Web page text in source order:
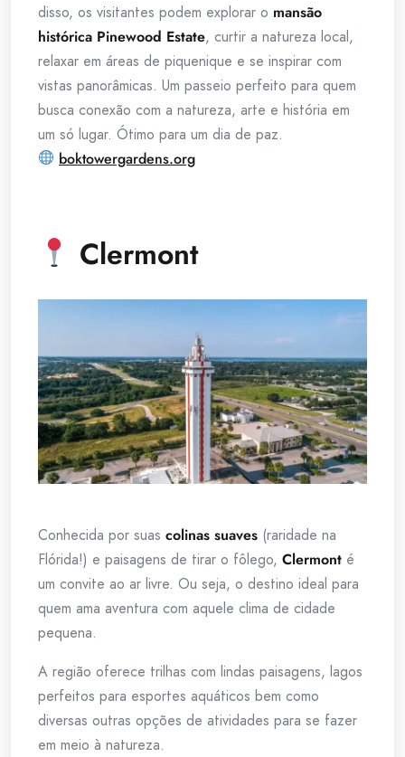
disso, os visitantes podem explorar o mansão
histórica Pinewood Estate, curtir a natureza local,
relaxar em áreas de piquenique e se inspirar com
vistas panorâmicas. Um passeio perfeito para quem
busca conexão com a natureza, arte e história em
um só lugar. Ótimo para um dia de paz.
boktowergardens.org
Clermont
Conhecida por suas colinas suaves (raridade na
Flórida!) e paisagens de tirar o fôlego, Clermont é
um convite ao ar livre. Ou seja, o destino ideal para
quem ama aventura com aquele clima de cidade
pequena.
A região oferece trilhas com lindas paisagens, lagos
perfeitos para esportes aquáticos bem como
diversas outras opções de atividades para se fazer
em meio à natureza.